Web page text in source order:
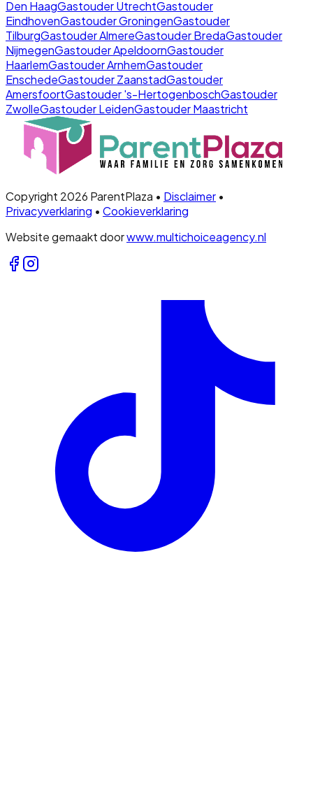
Den HaagGastouderUtrechtGastouder
EindhovenGastouderGroningenGastouder
TilburgGastouderAlmereGastouderBredaGastouder
NijmegenGastouderApeldoornGastouder
HaarlemGastouderArnhemGastouder
EnschedeGastouderZaanstadGastouder
AmersfoortGastouder's-HertogenboschGastouder
ZwolleGastouderLeidenGastouderMaastricht
Copyright 2026 ParentPlaza • Disclaimer •
Privacyverklaring • Cookieverklaring
Website gemaakt doorwww.multichoiceagency.nl